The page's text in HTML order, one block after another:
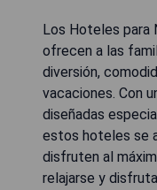
Los Hoteles para
ofrecen a las
diversión,
vacaciones. Con
diseñadas
estos hoteles se
disfruten al
relajarse y